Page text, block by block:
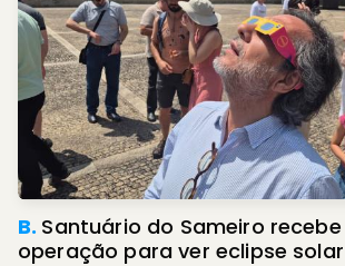
B. Santuário do Sameiro
operação para ver eclipse solar